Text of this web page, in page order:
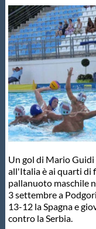
Fondo
Salvamento
Master
Formazione
GUG
Scuole Nuoto
Un gol di Mario
all'Italia è ai quarti di
pallanuoto maschile
3 settembre a
13-12 la Spagna e
contro la Serbia.